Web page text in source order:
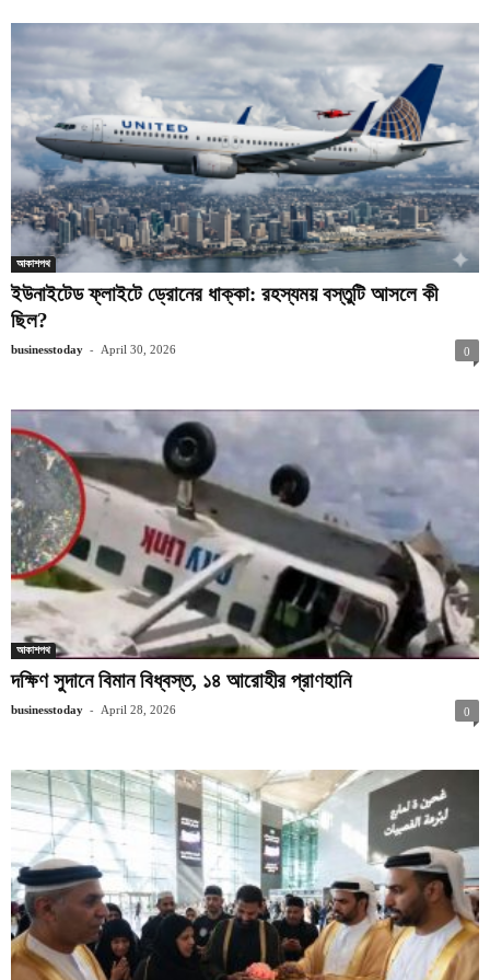
আকাশপথ
ইউনাইটেড ফ্লাইটে ড্রোনের ধাক্কা: রহস্যময় বস্তুটি আসলে কী
ছিল?
businesstoday - April 30, 2026 0
আকাশপথ
দক্ষিণ সুদানে বিমান বিধ্বস্ত, ১৪ আরোহীর প্রাণহানি
businesstoday - April 28, 2026 0